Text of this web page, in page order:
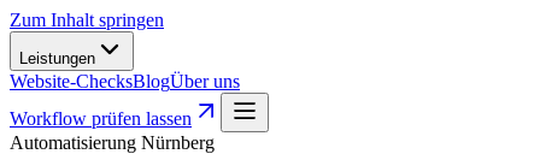
Zum Inhalt springen
Leistungen
Website-ChecksBlogÜber uns
Workflow prüfen lassen
Automatisierung Nürnberg